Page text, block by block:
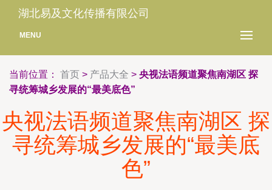
湖北易及文化传播有限公司
MENU
当前位置： 首页 > 产品大全 > 央视法语频道聚焦南湖区 探
寻统筹城乡发展的“最美底色”
央视法语频道聚焦南湖区 探
寻统筹城乡发展的“最美底
色”